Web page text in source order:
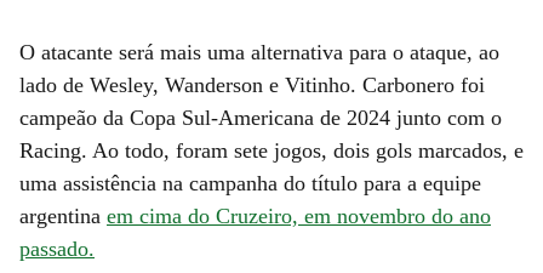
O atacante será mais uma alternativa para o ataque, ao
lado de Wesley, Wanderson e Vitinho. Carbonero foi
campeão da Copa Sul-Americana de 2024 junto com o
Racing. Ao todo, foram sete jogos, dois gols marcados, e
uma assistência na campanha do título para a equipe
argentina em cima do Cruzeiro, em novembro do ano
passado.